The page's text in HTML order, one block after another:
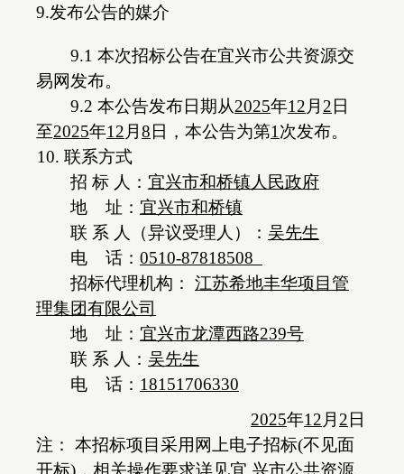
9.发布公告的媒介
9.1 本次招标公告在宜兴市公共资源交
易网发布。
9.2 本公告发布日期从2025年12 月 2 日
至2025年12 月 8 日，本公告为第1 次发布。
10. 联系方式
招 标 人： 宜兴市和桥镇人民政府
地
址： 宜兴市和桥镇
联 系 人（异议受理人）： 吴先生
电
话： 0510-87818508
招标代理机构：
江苏希地丰华项目管
理集团有限公司
地
址： 宜兴市龙潭西路239号
联 系 人： 吴先生
电
话： 18151706330
2025年12 月 2 日
注：
本招标项目采用网上电子招标(不见面
开标)，相关操作要求详见宜 兴市公共资源